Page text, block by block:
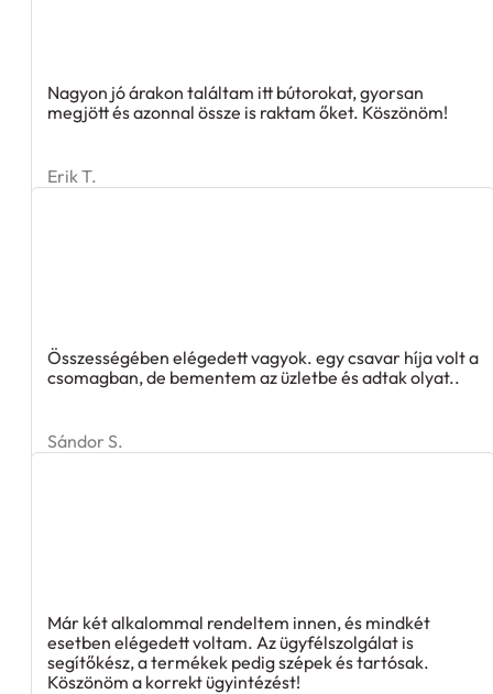
Nagyon jó árakon találtam itt bútorokat, gyorsan
megjött és azonnal össze is raktam őket. Köszönöm!
Erik T.
Összességében elégedett vagyok. egy csavar híja volt a
csomagban, de bementem az üzletbe és adtak olyat..
Sándor S.
Már két alkalommal rendeltem innen, és mindkét
esetben elégedett voltam. Az ügyfélszolgálat is
segítőkész, a termékek pedig szépek és tartósak.
Köszönöm a korrekt ügyintézést!